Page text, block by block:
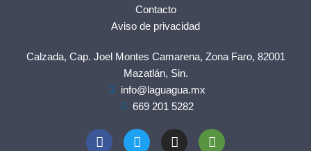
Contacto
Aviso de privacidad
Calzada, Cap. Joel Montes Camarena, Zona Faro, 82001
Mazatlán, Sin.
info@laguagua.mx
669 201 5282
F
a
T
w
I
n
T
r